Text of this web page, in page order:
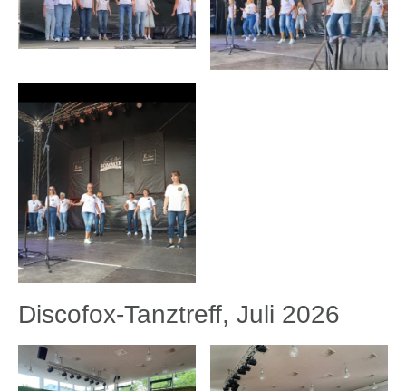
Discofox-Tanztreff, Juli 2026